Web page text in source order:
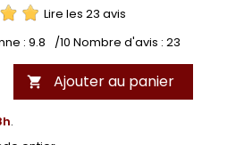
Lire les 23 avis
: 9.8 /10 Nombre d'avis : 23
 Ajouter au panier
.